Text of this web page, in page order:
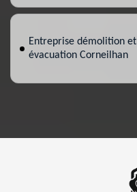
Entreprise démolition et
évacuation Corneilhan